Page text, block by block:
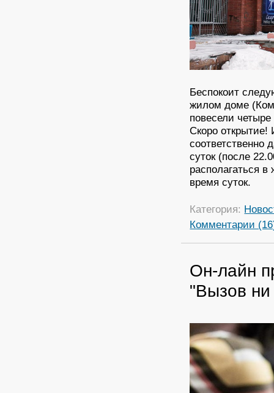
Беспокоит
жилом доме
повесели
Скоро открытие!
соответственно
суток (после
располагаться
время суток.
Категория:
Комментарии
Он-лайн
"Вызов